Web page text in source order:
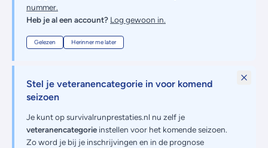
nummer.
Heb je al een account? Log gewoon in.
Gelezen Herinner me later
Stel je veteranencategorie in voor komend
seizoen
Je kunt op survivalrunprestaties.nl nu zelf je
veteranencategorie instellen voor het komende seizoen.
Zo word je bij je inschrijvingen en in de prognose